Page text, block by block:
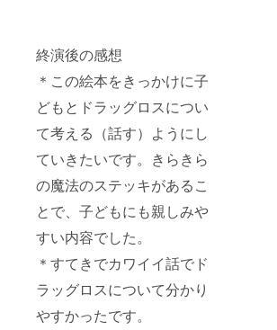
終演後の感想
＊この絵本をきっかけに子
どもとドラッグロスについ
て考える（話す）ようにし
ていきたいです。きらきら
の魔法のステッキがあるこ
とで、子どもにも親しみや
すい内容でした。
＊すてきでカワイイ話でド
ラッグロスについて分かり
やすかったです。